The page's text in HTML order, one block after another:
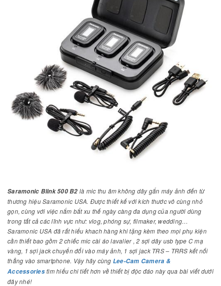
Saramonic Blink 500 B2 là mic thu âm không dây gắn máy ảnh đến từ
thương hiệu Saramonic USA. Được thiết kế với kích thước vô cùng nhỏ
gọn, cùng với việc nắm bắt xu thế ngày càng đa dụng của người dùng
trong tất cả các lĩnh vực như: vlog, phóng sự, filmaker, wedding…
Saramonic USA đã rất hiểu khach hàng khi tặng kèm theo mọi phụ kiện
cần thiết bao gồm 2 chiếc mic cài áo lavalier , 2 sợi dây usb type C mạ
vàng, 1 sợi jack chuyển đổi vào máy ảnh, 1 sợi jack TRS – TRRS kết nối
thẳng vào smartphone. Vậy hãy cùng Lee-Cam Camera &
Accessoriestìm hiểu chi tiết hơn về thiết bị độc đáo này qua bài viết dưới
đây nhé!